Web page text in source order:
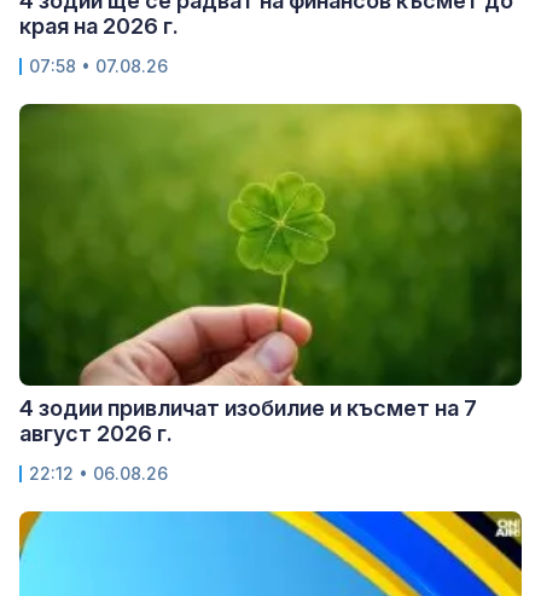
края на 2026 г.
07:58 • 07.08.26
4 зодии привличат изобилие и късмет на 7
август 2026 г.
22:12 • 06.08.26